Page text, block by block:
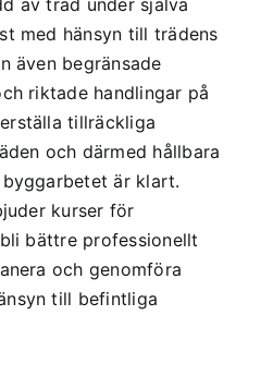
med hänsyn till trädens
även begränsade
riktade handlingar på
tillräckliga
och därmed hållbara
är klart.
kurser för
bättre professionellt
och genomföra
till befintliga